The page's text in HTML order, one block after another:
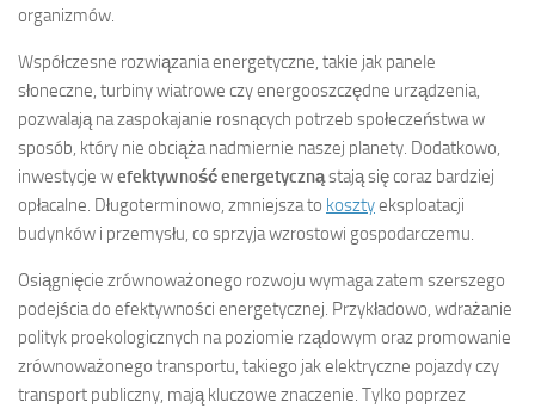
organizmów.
Współczesne rozwiązania energetyczne, takie jak panele
słoneczne, turbiny wiatrowe czy energooszczędne urządzenia,
pozwalają na zaspokajanie rosnących potrzeb społeczeństwa w
sposób, który nie obciąża nadmiernie naszej planety. Dodatkowo,
inwestycje wefektywność energetycznąstają się coraz bardziej
opłacalne. Długoterminowo, zmniejsza to kosztyeksploatacji
budynków i przemysłu, co sprzyja wzrostowi gospodarczemu.
Osiągnięcie zrównoważonego rozwoju wymaga zatem szerszego
podejścia do efektywności energetycznej. Przykładowo, wdrażanie
polityk proekologicznych na poziomie rządowym oraz promowanie
zrównoważonego transportu, takiego jak elektryczne pojazdy czy
transport publiczny, mają kluczowe znaczenie. Tylko poprzez